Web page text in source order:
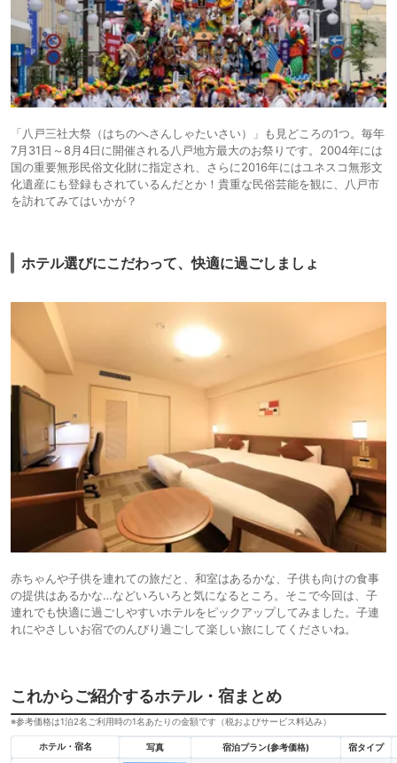
「八戸三社大祭（はちのへさんしゃたいさい）」も見どころの1つ。毎年
7月31日～8月4日に開催される八戸地方最大のお祭りです。2004年には
国の重要無形民俗文化財に指定され、さらに2016年にはユネスコ無形文
化遺産にも登録もされているんだとか！貴重な民俗芸能を観に、八戸市
を訪れてみてはいかが？
ホテル選びにこだわって、快適に過ごしましょ
赤ちゃんや子供を連れての旅だと、和室はあるかな、子供も向けの食事
の提供はあるかな…などいろいろと気になるところ。そこで今回は、子
連れでも快適に過ごしやすいホテルをピックアップしてみました。子連
れにやさしいお宿でのんびり過ごして楽しい旅にしてくださいね。
これからご紹介するホテル・宿まとめ
※参考価格は1泊2名ご利用時の1名あたりの金額です（税およびサービス料込み）
ホテル・宿名 写真 宿泊プラン(参考価格) 宿タイプ